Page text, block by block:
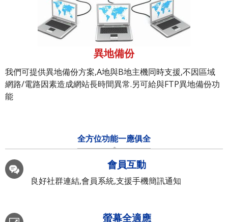
異地備份
我們可提供異地備份方案,A地與B地主機同時支援,不因區域
網路/電路因素造成網站長時間異常.另可給與FTP異地備份功
能
全方位功能一應俱全
會員互動
良好社群連結,會員系統,支援手機簡訊通知
螢幕全適應